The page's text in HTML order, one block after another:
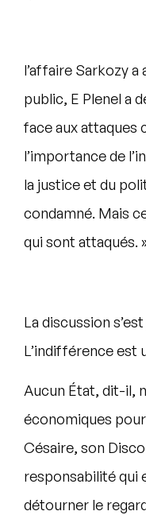
l’affaire Sarkozy
public, E Plenel a
face aux attaques
l’importance de
la justice et du
condamné. Mais
qui sont attaqués.
La discussion
L’indifférence est
Aucun État, dit-il,
économiques
Césaire, son
responsabilité qui
détourner le